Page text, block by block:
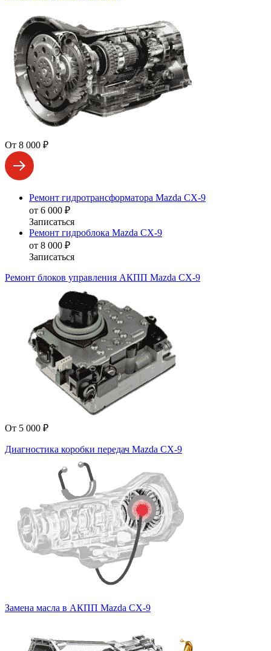
От 8 000 ₽
Ремонт гидротрансформатора Mazda CX-9
от 6 000 ₽
Записаться
Ремонт гидроблока Mazda CX-9
от 8 000 ₽
Записаться
Ремонт блоков управления АКПП Mazda CX-9
От 5 000 ₽
Диагностика коробки передач Mazda CX-9
Замена масла в АКПП Mazda CX-9